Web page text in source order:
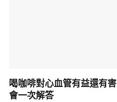
喝咖啡對心血管有益還有
會一次解答